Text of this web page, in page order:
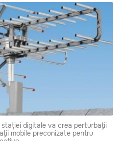
digitale va crea perturbaţii
mobile preconizate pentru